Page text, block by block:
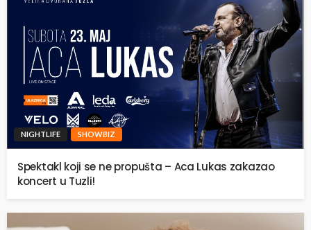
NIGHTLIFE SHOWBIZ
Spektakl koji se ne propušta – Aca Lukas zakazao
koncert u Tuzli!